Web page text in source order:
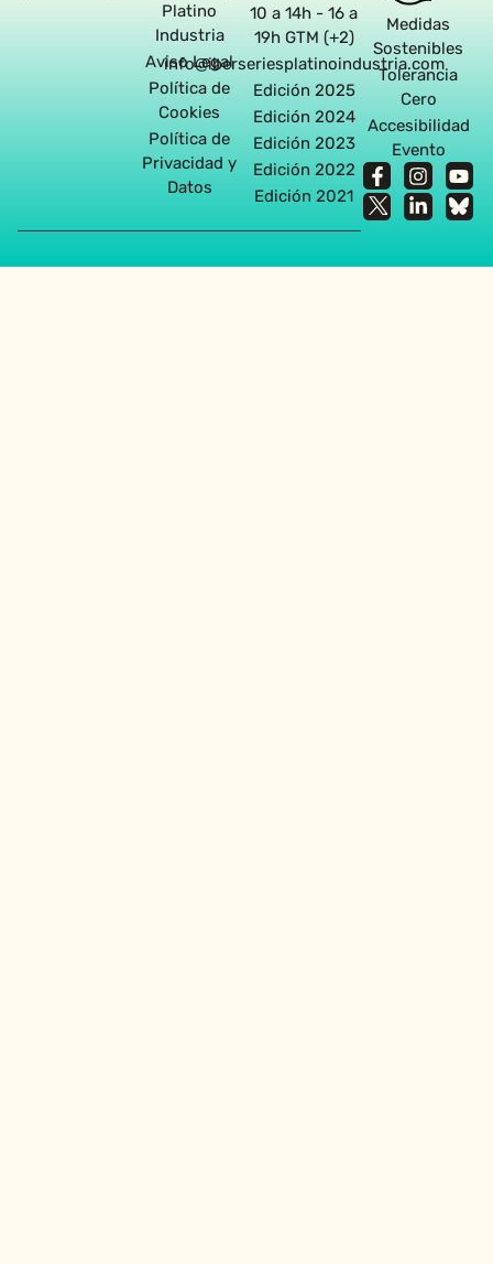
Platino
Industria
Aviso Legal
Política de
Cookies
Política de
Privacidad y
Datos
10 a 14h - 16 a
19h GTM (+2)
info@iberseriesplatinoindustria.com
Edición 2025
Edición 2024
Edición 2023
Edición 2022
Edición 2021
Medidas
Sostenibles
Tolerancia
Cero
Accesibilidad
Evento